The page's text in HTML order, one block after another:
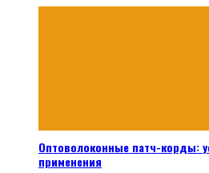
Оптоволоконные патч-корды:
применения